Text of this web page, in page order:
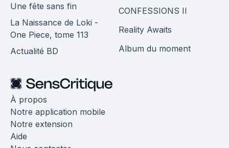
Une fête sans fin
La Naissance de Loki -
One Piece, tome 113
Actualité BD
CONFESSIONS II
Reality Awaits
Album du moment
À propos
Notre application mobile
Notre extension
Aide